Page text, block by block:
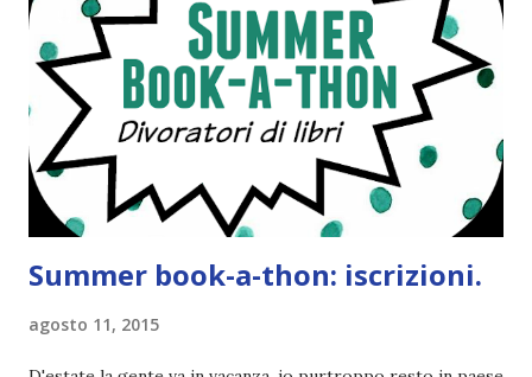
Dunque qual è questo tema, vi starete chiedendo. Il tema di
febbraio è libri ispirati alle favole! Che ve ne pare? Io avrei
un po' di titoli in wishlist ^^ Non avendo letto nessun libro
ispirato alle favole (D:), tutte voi lasciate solo un titolo e
poi a random ne sceglierò tre! Aggiornerò il post, oppure
potrete trova...
Summer book-a-thon: iscrizioni.
agosto 11, 2015